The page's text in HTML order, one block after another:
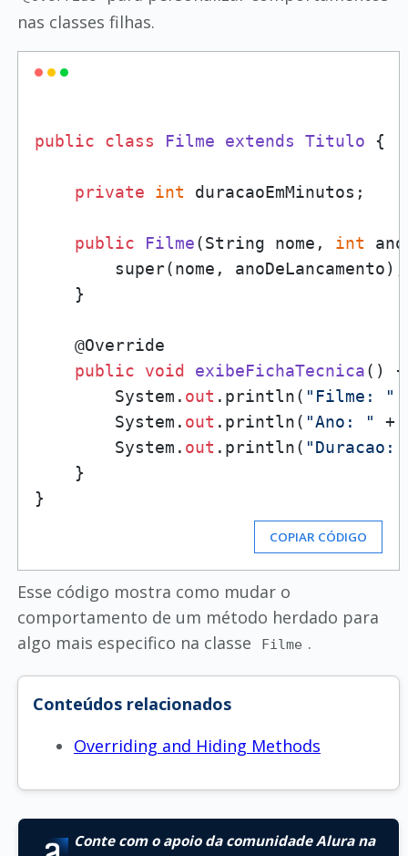
nas classes filhas.
public class Filme extends Titulo {
private int duracaoEmMinutos;
public Filme(String nome, int
        super(nome, anoDeLancamento);
    }
    @Override
public
void exibeFichaTecnica()
{
        System.
out .println( "Filme: "
        System.
out .println( "Ano: "
+
        System.
out .println( "Duracao:
    }
COPIAR CÓDIGO
Esse código mostra como mudar o
comportamento de um método herdado para
algo mais especifico na classe
Filme .
Conteúdos relacionados
Overriding and Hiding Methods
Conte com o apoio da comunidade Alura na